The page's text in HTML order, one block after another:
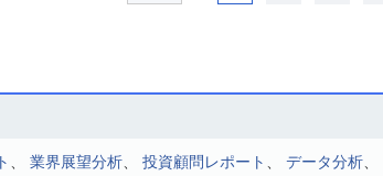
業界展望分析 投資顧問レポート データ分析